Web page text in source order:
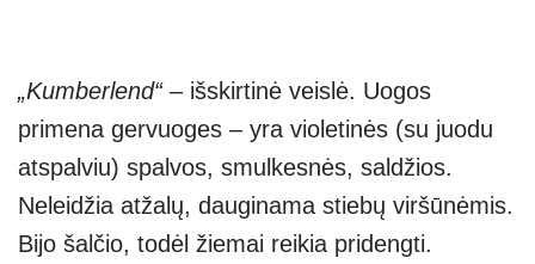
„Kumberlend“– išskirtinė veislė. Uogos
primena gervuoges – yra violetinės (su juodu
atspalviu) spalvos, smulkesnės, saldžios.
Neleidžia atžalų, dauginama stiebų viršūnėmis.
Bijo šalčio, todėl žiemai reikia pridengti.